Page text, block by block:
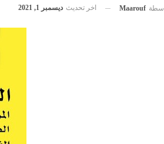
Maarouf اخر تحديث ديسمبر 1, 2021